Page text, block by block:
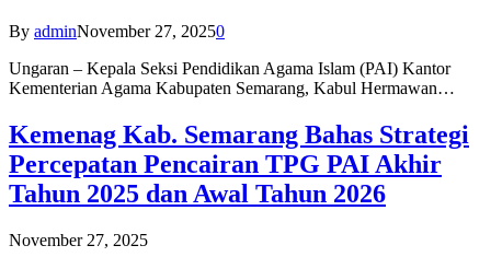
By adminNovember 27, 20250
Ungaran – Kepala Seksi Pendidikan Agama Islam (PAI) Kantor
Kementerian Agama Kabupaten Semarang, Kabul Hermawan…
Kemenag Kab. Semarang Bahas Strategi
Percepatan Pencairan TPG PAI Akhir
Tahun 2025 dan Awal Tahun 2026
November 27, 2025